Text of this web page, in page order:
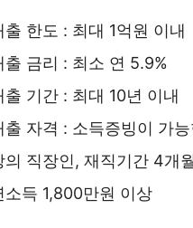
출 한도 : 최대 1억원 이내
출 금리 : 최소 연 5.9%
출 기간 : 최대 10년 이내
출 자격 : 소득증빙이 가
의 직장인, 재직기간 4개
소득 1,800만원 이상